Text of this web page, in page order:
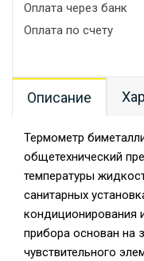
Оплата через банк
Оплата по счету
Описание
Термометр
общетехнический
температуры
санитарных
кондиционирования
прибора основан на
чувствительного